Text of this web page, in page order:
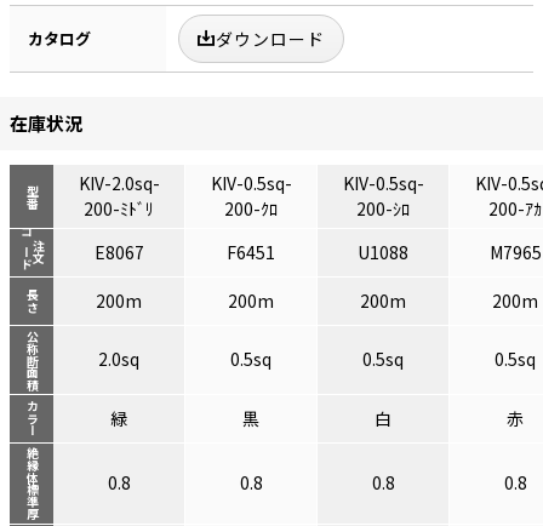
カタログ ダウンロード
在庫状況
型番
注文
コード
長さ
公称断面積
カラー
絶縁体標準厚
KIV-2.0sq-
200-ﾐﾄﾞﾘ
KIV-0.5sq-
200-ｸﾛ
KIV-0.5sq-
200-ｼﾛ
KIV-
200-ｱｶ
E8067
F6451 U1088
M7965
200m
200m 200m 200m
2.0sq 0.5sq 0.5sq 0.5sq
緑 黒 白 赤
0.8 0.8 0.8 0.8